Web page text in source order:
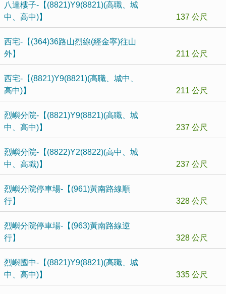
八達樓子-【(8821)Y9(8821)(高職、城
中、高中)】
137 公尺
西宅-【(364)36路山烈線(經金寧)往山
外】
211 公尺
西宅-【(8821)Y9(8821)(高職、城中、
高中)】
211 公尺
烈嶼分院-【(8821)Y9(8821)(高職、城
中、高中)】
237 公尺
烈嶼分院-【(8822)Y2(8822)(高中、城
中、高職)】
237 公尺
烈嶼分院停車場-【(961)黃南路線順
行】
328 公尺
烈嶼分院停車場-【(963)黃南路線逆
行】
328 公尺
烈嶼國中-【(8821)Y9(8821)(高職、城
中、高中)】
335 公尺